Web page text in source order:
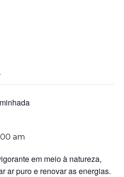
am
em meio à natureza,
ar puro e renovar as energias.